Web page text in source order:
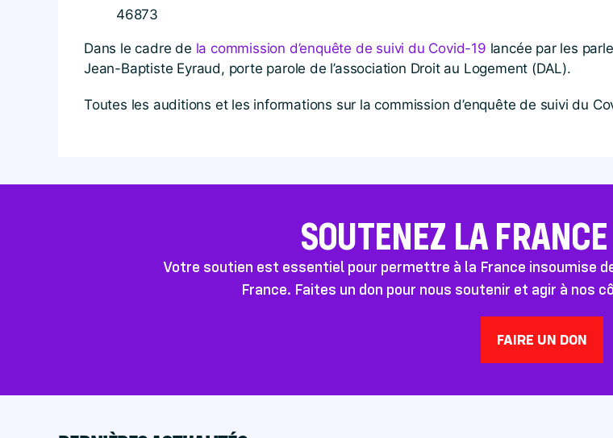
46873
Dans le cadre de la commission d’enquête de suivi du Covid-19 lancée par les
Jean-Baptiste Eyraud, porte parole de l’association Droit au Logement (DAL).
Toutes les auditions et les informations sur la commission d’enquête de suivi du
SOUTENEZ LA
Votre soutien est essentiel pour permettre à la France insoumise
France. Faites un don pour nous soutenir et agir à nos
FAIRE UN DON